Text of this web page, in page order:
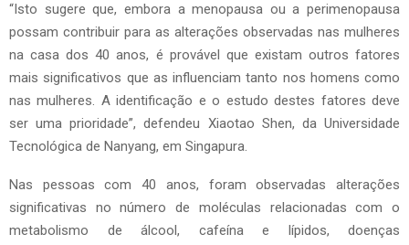
“Isto sugere que, embora a menopausa ou a perimenopausa
possam contribuir para as alterações observadas nas mulheres
na casa dos 40 anos, é provável que existam outros fatores
mais significativos que as influenciam tanto nos homens como
nas mulheres. A identificação e o estudo destes fatores deve
ser uma prioridade”, defendeu Xiaotao Shen, da Universidade
Tecnológica de Nanyang, em Singapura.
Nas pessoas com 40 anos, foram observadas alterações
significativas no número de moléculas relacionadas com o
metabolismo de álcool, cafeína e lípidos, doenças